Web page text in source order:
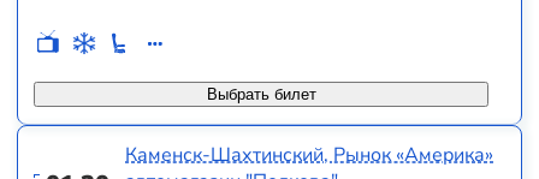
Выбрать билет
Каменск-Шахтинский, Рынок «Америка»